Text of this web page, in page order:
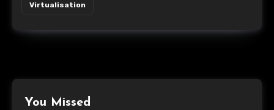
Virtualisation
You Missed